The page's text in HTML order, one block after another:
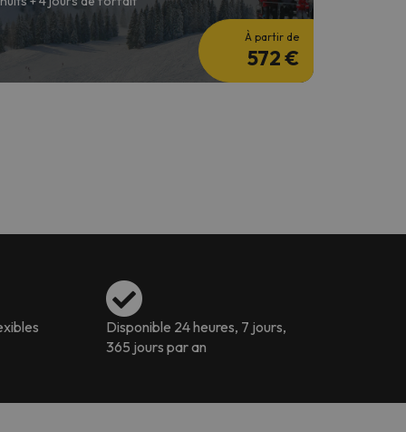
À partir de
572 €
Disponible 24 heures, 7 jours,
365 jours par an